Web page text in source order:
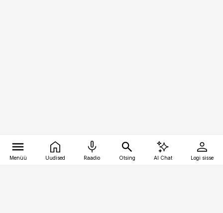
Menüü Uudised Raadio Otsing AI Chat Logi sisse